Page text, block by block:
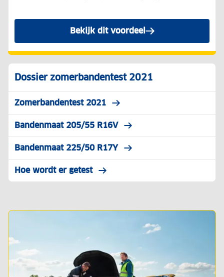
Bekijk dit voordeel
Dossier zomerbandentest 2021
Zomerbandentest 2021
Bandenmaat 205/55 R16V
Bandenmaat 225/50 R17Y
Hoe wordt er getest